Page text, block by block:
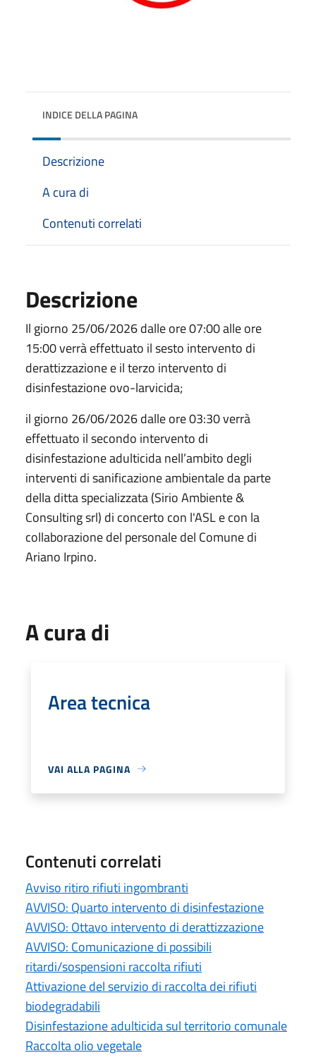
INDICE DELLA PAGINA
Descrizione
A cura di
Contenuti correlati
Descrizione
Il giorno 25/06/2026 dalle ore 07:00 alle ore
15:00 verrà effettuato il sesto intervento di
derattizzazione e il terzo intervento di
disinfestazione ovo-larvicida;
il giorno 26/06/2026 dalle ore 03:30 verrà
effettuato il secondo intervento di
disinfestazione adulticida nell’ambito degli
interventi di sanificazione ambientale da parte
della ditta specializzata (Sirio Ambiente &
Consulting srl) di concerto con l'ASL e con la
collaborazione del personale del Comune di
Ariano Irpino.
A cura di
Area tecnica
VAI ALLA PAGINA
Contenuti correlati
Avviso ritiro rifiuti ingombranti
AVVISO: Quarto intervento di disinfestazione
AVVISO: Ottavo intervento di derattizzazione
AVVISO: Comunicazione di possibili
ritardi/sospensioni raccolta rifiuti
Attivazione del servizio di raccolta dei rifiuti
biodegradabili
Disinfestazione adulticida sul territorio comunale
Raccolta olio vegetale